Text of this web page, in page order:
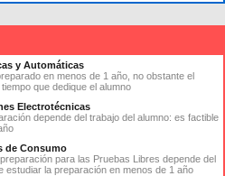
y Automáticas
en menos de 1 año, no obstante el
que dedique el alumno
Electrotécnicas
depende del trabajo del alumno: es factible
de Consumo
para las Pruebas Libres depende del
estudiar la preparación en menos de 1 año